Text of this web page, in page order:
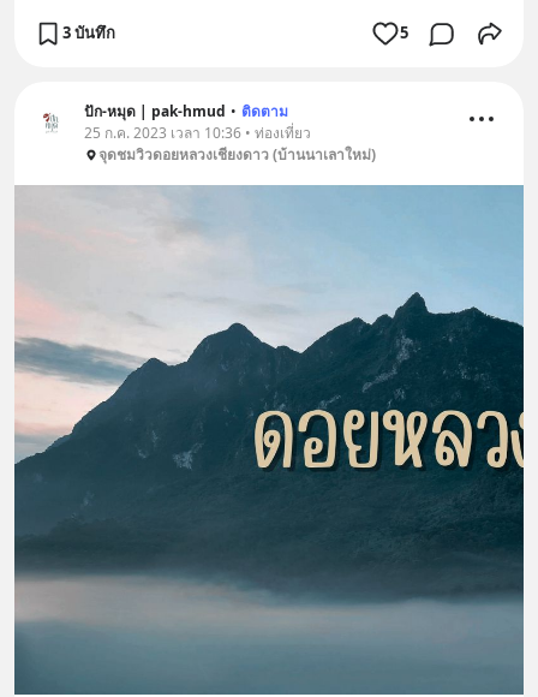
3 บันทึก 5
ปัก-หมุด | pak-hmud • ติดตาม
25 ก.ค. 2023 เวลา 10:36 • ท่องเที่ยว
จุดชมวิวดอยหลวงเชียงดาว (บ้านนาเลาใหม่)